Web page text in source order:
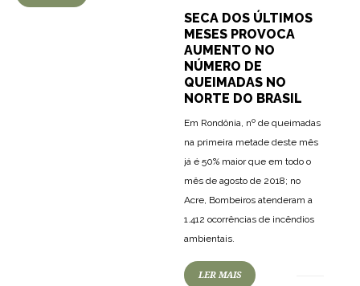
SECA DOS ÚLTIMOS
MESES PROVOCA
AUMENTO NO
NÚMERO DE
QUEIMADAS NO
NORTE DO BRASIL
Em Rondônia, nº de queimadas
na primeira metade deste mês
já é 50% maior que em todo o
mês de agosto de 2018; no
Acre, Bombeiros atenderam a
1.412 ocorrências de incêndios
ambientais.
LER MAIS